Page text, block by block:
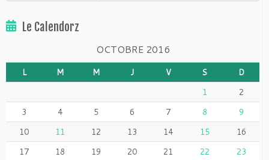
Le Calendorz
OCTOBRE 2016
L M M J V S
D
1
2
3
4 5 6 7 8
9
10
11 12 13 14 15
16
17
18 19 20 21 22 23